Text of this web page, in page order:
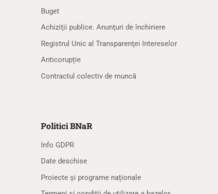
Buget
Achiziţii publice. Anunţuri de închiriere
Registrul Unic al Transparenţei Intereselor
Anticorupție
Contractul colectiv de muncă
Politici BNaR
Info GDPR
Date deschise
Proiecte și programe naționale